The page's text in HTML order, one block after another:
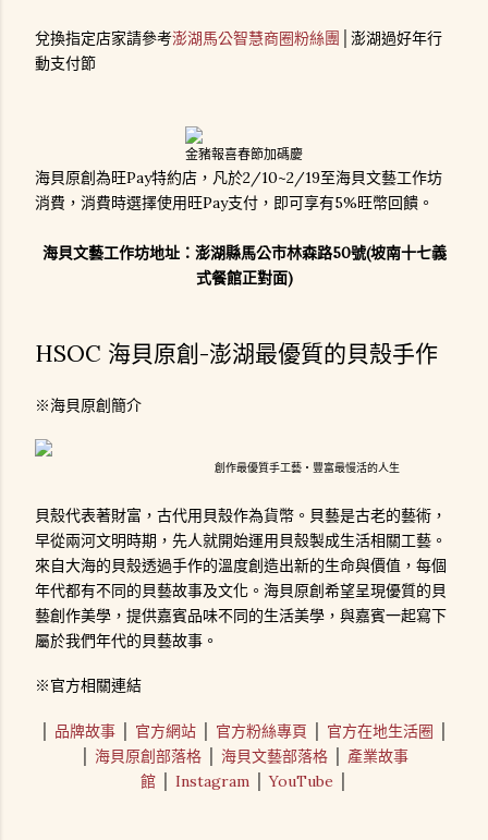
兌換指定店家請參考澎湖馬公智慧商圈粉絲團
│澎湖過好年行
動支付節
金豬報喜春節加碼慶
海貝原創為旺Pay特約店，凡於2/10~2/19至海貝文藝工作坊
消費，消費時選擇使用旺Pay支付，即可享有5%旺幣回饋。
海貝文藝工作坊地址：澎湖縣馬公市林森路50號(坡南十七義
式餐館正對面)
HSOC 海貝原創-澎湖最優質的貝殼手作
※海貝原創簡介
創作最優質手工藝‧豐富最慢活的人生
貝殼代表著財富，古代用貝殼作為貨幣。貝藝是古老的藝術，
早從兩河文明時期，先人就開始運用貝殼製成生活相關工藝。
來自大海的貝殼透過手作的溫度創造出新的生命與價值，每個
年代都有不同的貝藝故事及文化。海貝原創希望呈現優質的貝
藝創作美學，提供嘉賓品味不同的生活美學，與嘉賓一起寫下
屬於我們年代的貝藝故事。
※官方相關連結
品牌故事 官方網站 官方粉絲專頁 官方在地生活圈
海貝原創部落格 海貝文藝部落格
產業故事
館│ Instagram│YouTube